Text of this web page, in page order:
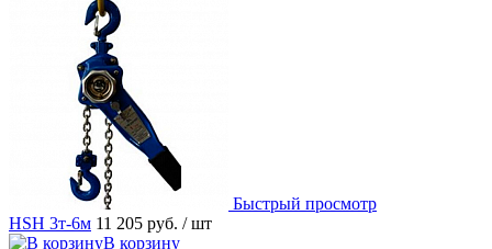
Быстрый просмотр
HSH 3т-6м 11 205 руб. / шт
В корзину